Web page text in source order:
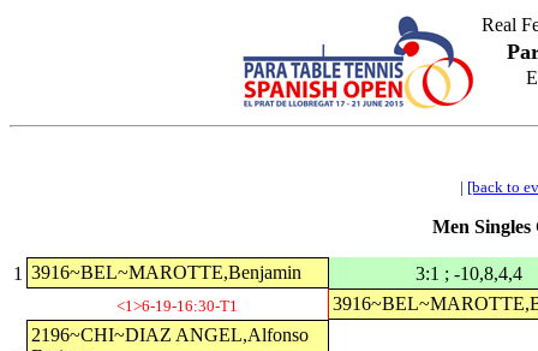
Real
| [back to
Men
1 3916~BEL~MAROTTE,Benjamin 3:1 ; -10,8,4,4
<1>6-19-16:30-T1
2196~CHI~DIAZ ANGEL,Alfonso